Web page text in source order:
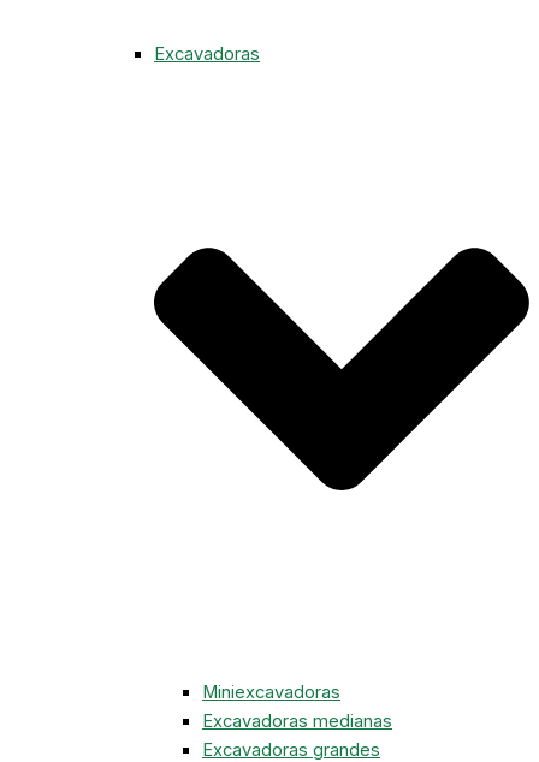
Excavadoras
Miniexcavadoras
Excavadoras medianas
Excavadoras grandes